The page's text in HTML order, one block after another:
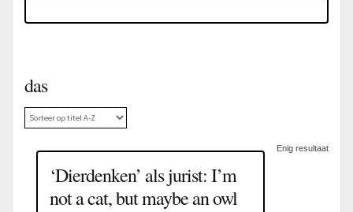
das
Enig resultaat
‘Dierdenken’ als jurist: I’m
not a cat, but maybe an owl